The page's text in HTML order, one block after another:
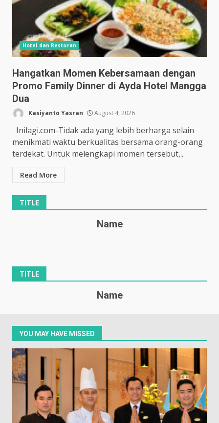
Hotel dan Restoran
Hangatkan Momen Kebersamaan dengan
Promo Family Dinner di Ayda Hotel Mangga
Dua
Kasiyanto Yasran August 4, 2026
Inilagi.com-Tidak ada yang lebih berharga selain
menikmati waktu berkualitas bersama orang-orang
terdekat. Untuk melengkapi momen tersebut,...
Read More
TITLE
Name
TITLE
Name
YOU MAY HAVE MISSED